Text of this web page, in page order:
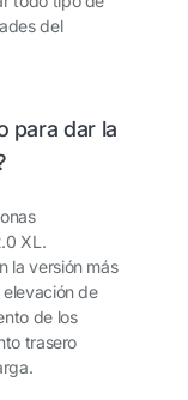
del
para dar la
XL.
la versión más
de
de los
trasero